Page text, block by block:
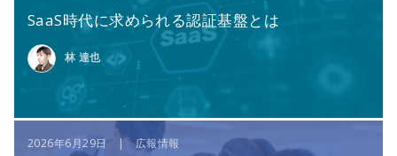
SaaS時代に求められる認証基盤とは
林 達也
2026年6月29日 | 広報情報